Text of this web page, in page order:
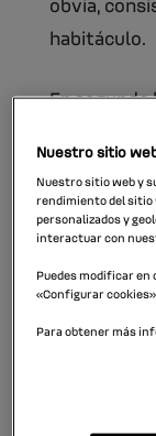
habitáculo.
En segundo
podemos
abrigadas,
Ahora bien,
ventajas,
cualquier
Nuestro sitio
Nuestro sitio web y
rendimiento del sitio
personalizados y
interactuar con
Puedes modificar
«Configurar
Para obtener más